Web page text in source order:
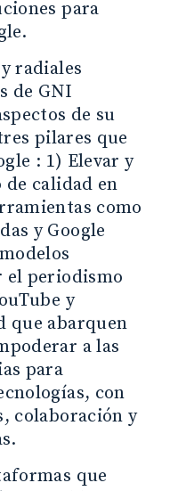
para
radiales
de GNI
de su
pilares que
: 1) Elevar y
calidad en
como
y Google
el periodismo
y
que abarquen
a las
para
con
colaboración y
que